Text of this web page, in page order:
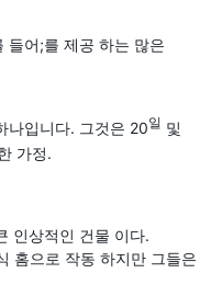
들어;를 제공 하는 많은
나입니다. 그것은 20일 및
가정.
인상적인 건물 이다.
홈으로 작동 하지만 그들은